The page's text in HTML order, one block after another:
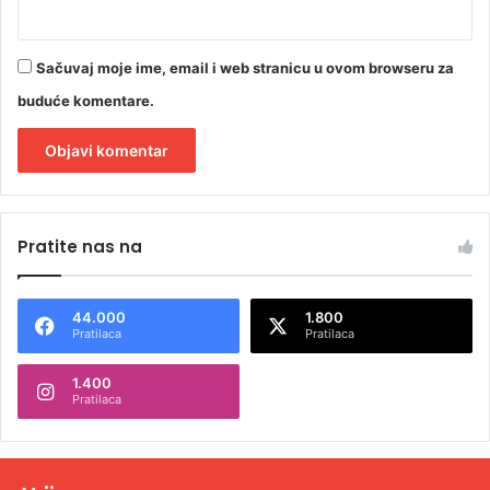
Sačuvaj moje ime, email i web stranicu u ovom browseru za
buduće komentare.
t
n
t
v
Pratite nas na
44.000
Pratilaca
1.800
Pratilaca
1.400
Pratilaca